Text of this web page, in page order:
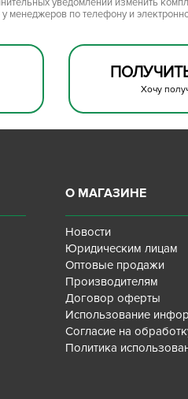
менеджеров по телефону и
Хочу
О МАГАЗИНЕ
Новости
Юридическим лицам
Оптовые продажи
Производителям
Договор оферты
Использование
Согласие на
Политика